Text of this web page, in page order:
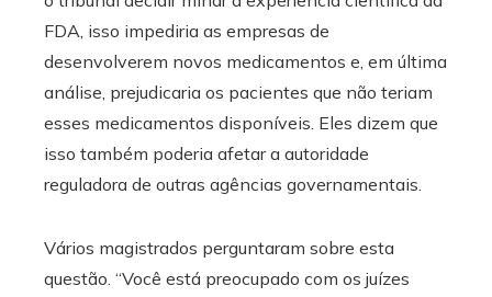
FDA, isso impediria as empresas de
desenvolverem novos medicamentos e, em última
análise, prejudicaria os pacientes que não teriam
esses medicamentos disponíveis. Eles dizem que
isso também poderia afetar a autoridade
reguladora de outras agências governamentais.
Vários magistrados perguntaram sobre esta
questão. “Você está preocupado com os juízes